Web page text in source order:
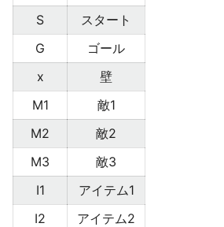
S
スタート
G
ゴール
x
壁
M1
敵1
M2
敵2
M3
敵3
I1
アイテム1
I2
アイテム2